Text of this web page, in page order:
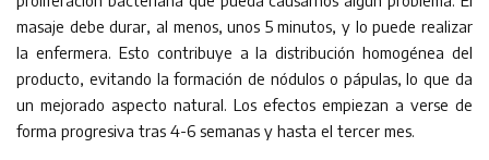
masaje debe durar, al menos, unos 5 minutos, y lo puede realizar
la enfermera. Esto contribuye a la distribución homogénea del
producto, evitando la formación de nódulos o pápulas, lo que da
un mejorado aspecto natural. Los efectos empiezan a verse de
forma progresiva tras 4-6 semanas y hasta el tercer mes.